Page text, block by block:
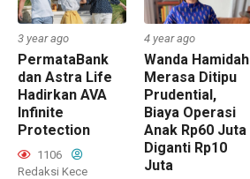
3 year ago
PermataBank
dan Astra Life
Hadirkan AVA
Infinite
Protection
1106
Redaksi Kece
4 year ago
Wanda Hamidah
Merasa Ditipu
Prudential,
Biaya Operasi
Anak Rp60 Juta
Diganti Rp10
Juta